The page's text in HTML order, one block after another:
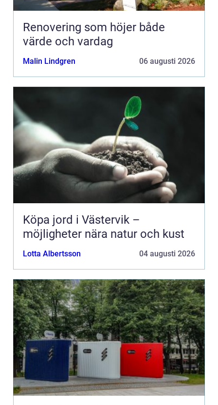
Renovering som höjer både
värde och vardag
Malin Lindgren 06 augusti 2026
Köpa jord i Västervik –
möjligheter nära natur och kust
Lotta Albertsson 04 augusti 2026